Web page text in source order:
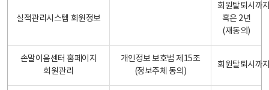
실적관리시스템 회원정보
회원탈퇴시까
혹은 2년
(재동의)
손말이음센터 홈페이지
회원관리
개인정보 보호법 제15조
(정보주체 동의)
회원탈퇴시까